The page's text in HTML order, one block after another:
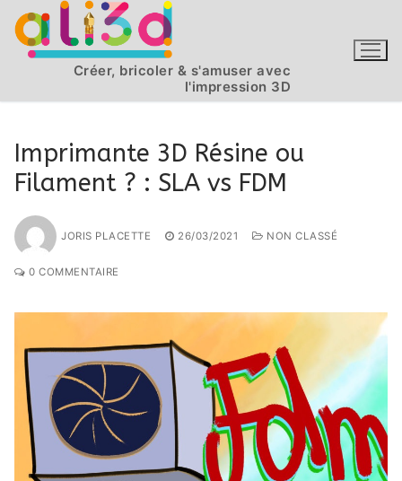
Aller
au
contenu
Créer, bricoler & s'amuser avec
l'impression 3D
Imprimante 3D Résine ou
Filament ? : SLA vs FDM
JORIS PLACETTE 26/03/2021 NON CLASSÉ
0 COMMENTAIRE